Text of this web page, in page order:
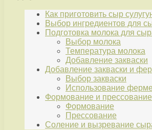
Как приготовить сыр
Выбор ингредиентов для
Подготовка молока для
Выбор молока
Температура молока
Добавление закваски
Добавление закваски и
Выбор закваски
Использование
Формование и
Формование
Прессование
Соление и вызревание